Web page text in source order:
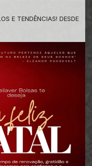
E TENDÊNCIAS! DESDE